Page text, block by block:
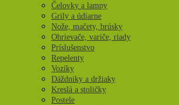
Čelovky a lampy
Grily a údiarne
Nože, mačety, brúsky
Ohrievače, variče, riady
Príslušenstvo
Repelenty
Vozíky
Dáždniky a držiaky
Kreslá a stoličky
Postele